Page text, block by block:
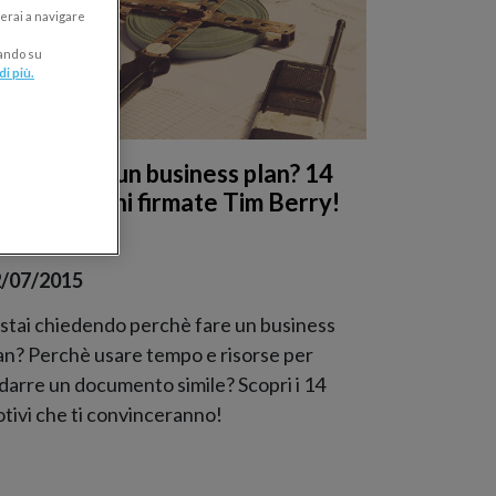
fare un business plan? 14
ragioni firmate Tim Berry!
07/2015
chiedendo perchè fare un business
Perchè usare tempo e risorse per
un documento simile? Scopri i 14
che ti convinceranno!
a navigare
su
più.